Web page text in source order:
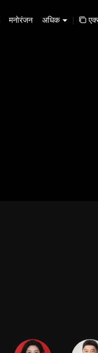
मनोरंजन अधिक |